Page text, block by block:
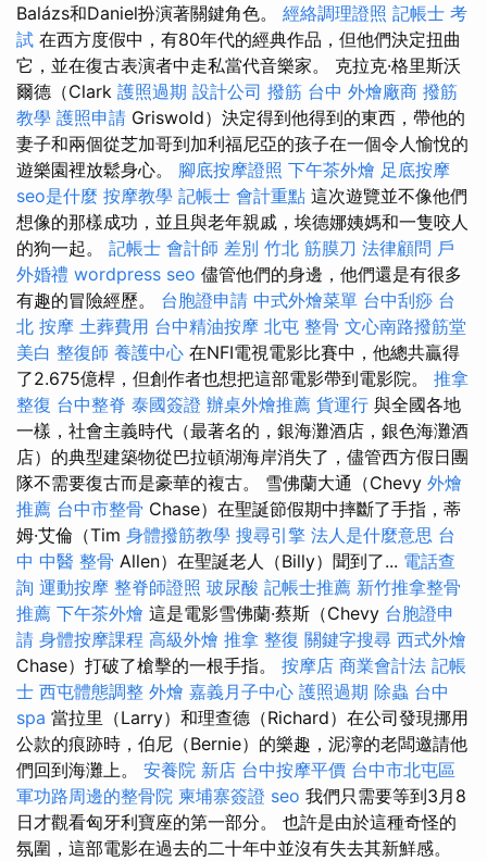
Balázs和Daniel扮演著關鍵角色。 經絡調理證照 記帳士 考
試 在西方度假中，有80年代的經典作品，但他們決定扭曲
它，並在復古表演者中走私當代音樂家。 克拉克·格里斯沃
爾德（Clark 護照過期 設計公司 撥筋 台中 外燴廠商 撥筋
教學 護照申請 Griswold）決定得到他得到的東西，帶他的
妻子和兩個從芝加哥到加利福尼亞的孩子在一個令人愉悅的
遊樂園裡放鬆身心。 腳底按摩證照 下午茶外燴 足底按摩
seo是什麼 按摩教學 記帳士 會計重點 這次遊覽並不像他們
想像的那樣成功，並且與老年親戚，埃德娜姨媽和一隻咬人
的狗一起。 記帳士 會計師 差別 竹北 筋膜刀 法律顧問 戶
外婚禮 wordpress seo 儘管他們的身邊，他們還是有很多
有趣的冒險經歷。 台胞證申請 中式外燴菜單 台中刮痧 台
北 按摩 土葬費用 台中精油按摩 北屯 整骨 文心南路撥筋堂
美白 整復師 養護中心 在NFI電視電影比賽中，他總共贏得
了2.675億桿，但創作者也想把這部電影帶到電影院。 推拿
整復 台中整脊 泰國簽證 辦桌外燴推薦 貨運行 與全國各地
一樣，社會主義時代（最著名的，銀海灘酒店，銀色海灘酒
店）的典型建築物從巴拉頓湖海岸消失了，儘管西方假日團
隊不需要復古而是豪華的複古。 雪佛蘭大通（Chevy 外燴
推薦 台中市整骨 Chase）在聖誕節假期中摔斷了手指，蒂
姆·艾倫（Tim 身體撥筋教學 搜尋引擎 法人是什麼意思 台
中 中醫 整骨 Allen）在聖誕老人（Billy）聞到了... 電話查
詢 運動按摩 整脊師證照 玻尿酸 記帳士推薦 新竹推拿整骨
推薦 下午茶外燴 這是電影雪佛蘭·蔡斯（Chevy 台胞證申
請 身體按摩課程 高級外燴 推拿 整復 關鍵字搜尋 西式外燴
Chase）打破了槍擊的一根手指。 按摩店 商業會計法 記帳
士 西屯體態調整 外燴 嘉義月子中心 護照過期 除蟲 台中
spa 當拉里（Larry）和理查德（Richard）在公司發現挪用
公款的痕跡時，伯尼（Bernie）的樂趣，泥濘的老闆邀請他
們回到海灘上。 安養院 新店 台中按摩平價 台中市北屯區
軍功路周邊的整骨院 柬埔寨簽證 seo 我們只需要等到3月8
日才觀看匈牙利寶座的第一部分。 也許是由於這種奇怪的
氛圍，這部電影在過去的二十年中並沒有失去其新鮮感。